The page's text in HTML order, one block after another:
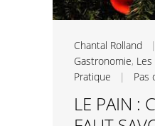
Chantal Rolland
Gastronomie,
Pratique | Pas
LE PAIN :